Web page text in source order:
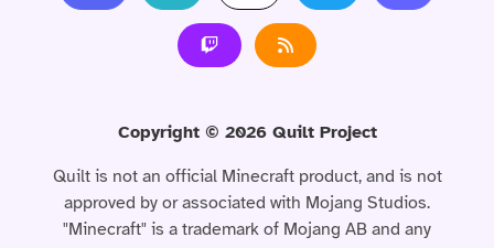
Copyright © 2026Quilt Project
Quilt is not an official Minecraft product, and is not
approved by or associated with Mojang Studios.
"Minecraft" is a trademark of Mojang AB and any